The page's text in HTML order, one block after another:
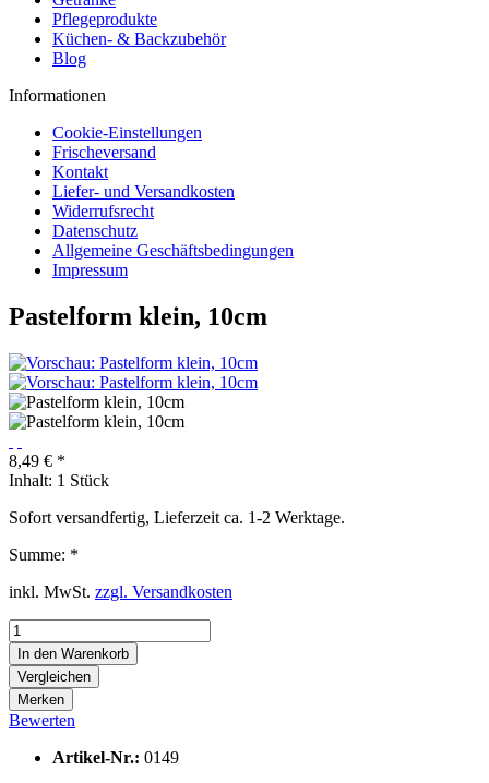
Pflegeprodukte
Küchen- & Backzubehör
Blog
Informationen
Cookie-Einstellungen
Frischeversand
Kontakt
Liefer- und Versandkosten
Widerrufsrecht
Datenschutz
Allgemeine Geschäftsbedingungen
Impressum
Pastelform klein, 10cm
8,49 € *
Inhalt: 1 Stück
Sofort versandfertig, Lieferzeit ca. 1-2 Werktage.
Summe: *
inkl. MwSt. zzgl. Versandkosten
In den Warenkorb
Vergleichen
Merken
Bewerten
Artikel-Nr.: 0149